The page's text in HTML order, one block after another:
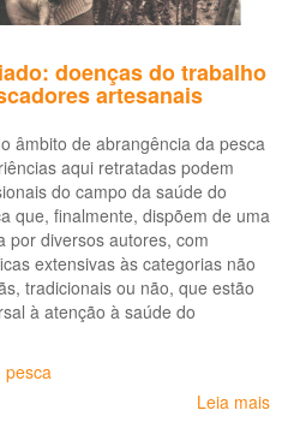
doenças do trabalho
artesanais
âmbito de abrangência da pesca
aqui retratadas podem
do campo da saúde do
que, finalmente, dispõem de uma
por diversos autores, com
extensivas às categorias não
tradicionais ou não, que estão
à atenção à saúde do
pesca
Leia mais